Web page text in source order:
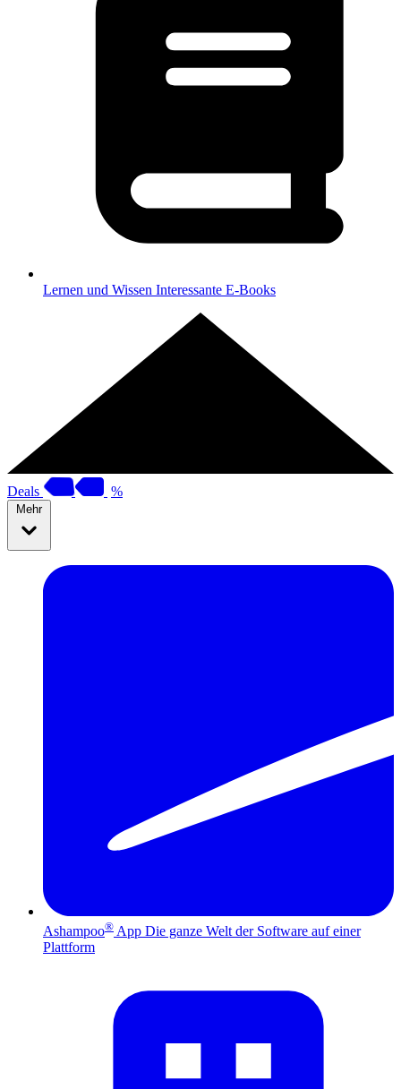
Lernen und Wissen Interessante E-Books
Deals %
Mehr
Ashampoo® App Die ganze Welt der Software auf einer
Plattform